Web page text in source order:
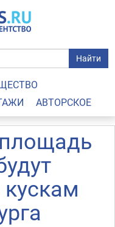
Найти
АВТОРСКОЕ